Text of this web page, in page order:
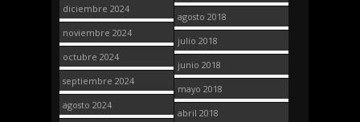
diciembre 2024
noviembre 2024
octubre 2024
septiembre 2024
agosto 2024
agosto 2018
julio 2018
junio 2018
mayo 2018
abril 2018